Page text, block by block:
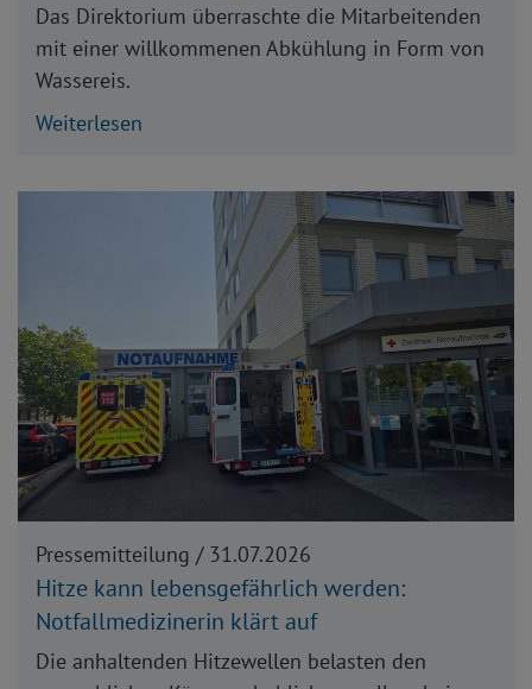
Das Direktorium überraschte die Mitarbeitenden
mit einer willkommenen Abkühlung in Form von
Wassereis.
Weiterlesen
Pressemitteilung / 31.07.2026
Hitze kann lebensgefährlich werden:
Notfallmedizinerin klärt auf
Die anhaltenden Hitzewellen belasten den